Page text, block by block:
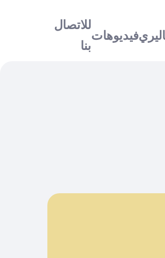
فيديوهات
للاتصال
بنا